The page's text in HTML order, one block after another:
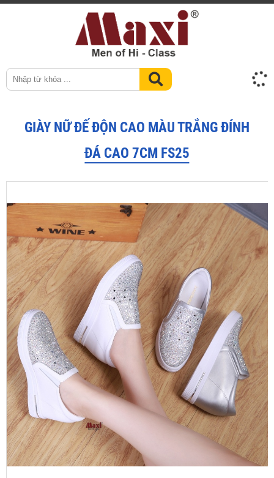
GIÀY NỮ ĐẾ ĐỘN CAO MÀU TRẮNG ĐÍNH
ĐÁ CAO 7CM FS25